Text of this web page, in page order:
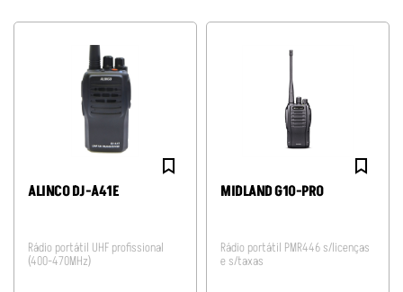
ALINCO DJ-A41E
Rádio portátil UHF profissional
(400-470MHz)
MIDLAND G10-PRO
Rádio portátil PMR446 s/licenças
e s/taxas